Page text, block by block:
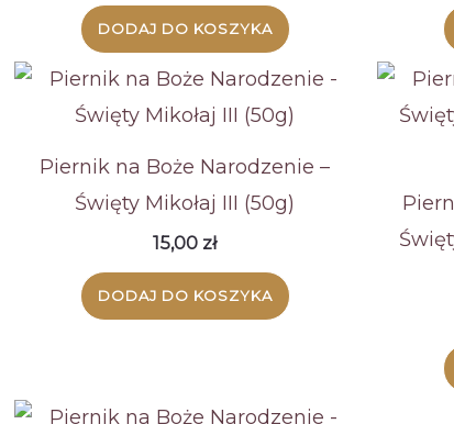
DODAJ DO KOSZYKA
Piernik na Boże Narodzenie –
Święty Mikołaj III (50g)
15,00 zł
DODAJ DO KOSZYKA